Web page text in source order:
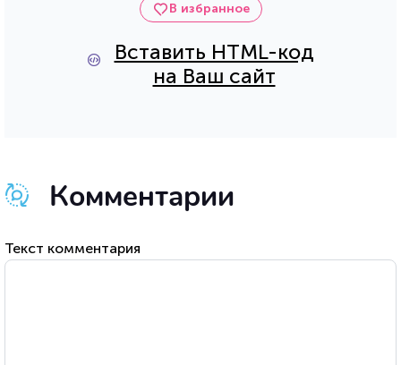
В избранное
Вставить HTML-код
на Ваш сайт
Комментарии
Текст комментария